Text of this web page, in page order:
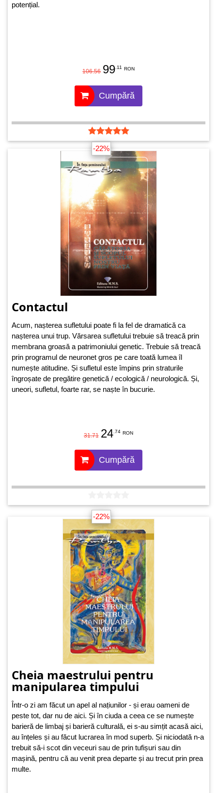
potențial.
106.56 99.11 RON
Cumpără
-22%
Contactul
Acum, nașterea sufletului poate fi la fel de dramatică ca
nașterea unui trup. Vărsarea sufletului trebuie să treacă prin
membrana groasă a patrimoniului genetic. Trebuie să treacă
prin programul de neuronet gros pe care toată lumea îl
numește atitudine. Și sufletul este împins prin straturile
îngroșate de pregătire genetică / ecologică / neurologică. Și,
uneori, sufletul, foarte rar, se naște în bucurie.
31.71 24.74 RON
Cumpără
-22%
Cheia maestrului pentru
manipularea timpului
Într-o zi am făcut un apel al națiunilor - și erau oameni de
peste tot, dar nu de aici. Și în ciuda a ceea ce se numește
barieră de limbaj și barieră culturală, ei s-au simțit acasă aici,
au înțeles și au făcut lucrarea în mod superb. Și niciodată n-a
trebuit să-i scot din veceuri sau de prin tufișuri sau din
mașină, pentru că au venit prea departe și au trecut prin prea
multe.